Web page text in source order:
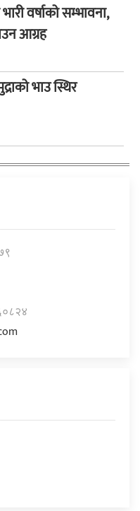
वर्षाको सम्भावना,
आग्रह
भाउ स्थिर